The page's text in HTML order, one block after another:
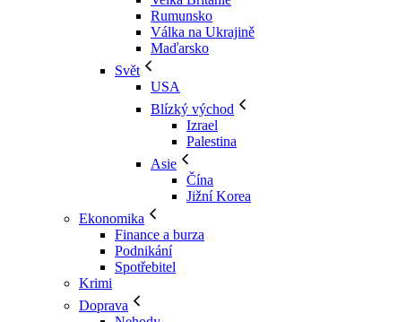
Rumunsko
Válka na Ukrajině
Maďarsko
Svět
USA
Blízký východ
Izrael
Palestina
Asie
Čína
Jižní Korea
Ekonomika
Finance a burza
Podnikání
Spotřebitel
Krimi
Doprava